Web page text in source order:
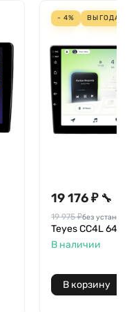
- 4% ВЫГОДА
19 176 ₽ 🔧
19 975 ₽без установки
Teyes CC4L 64-6
В наличии
В корзину